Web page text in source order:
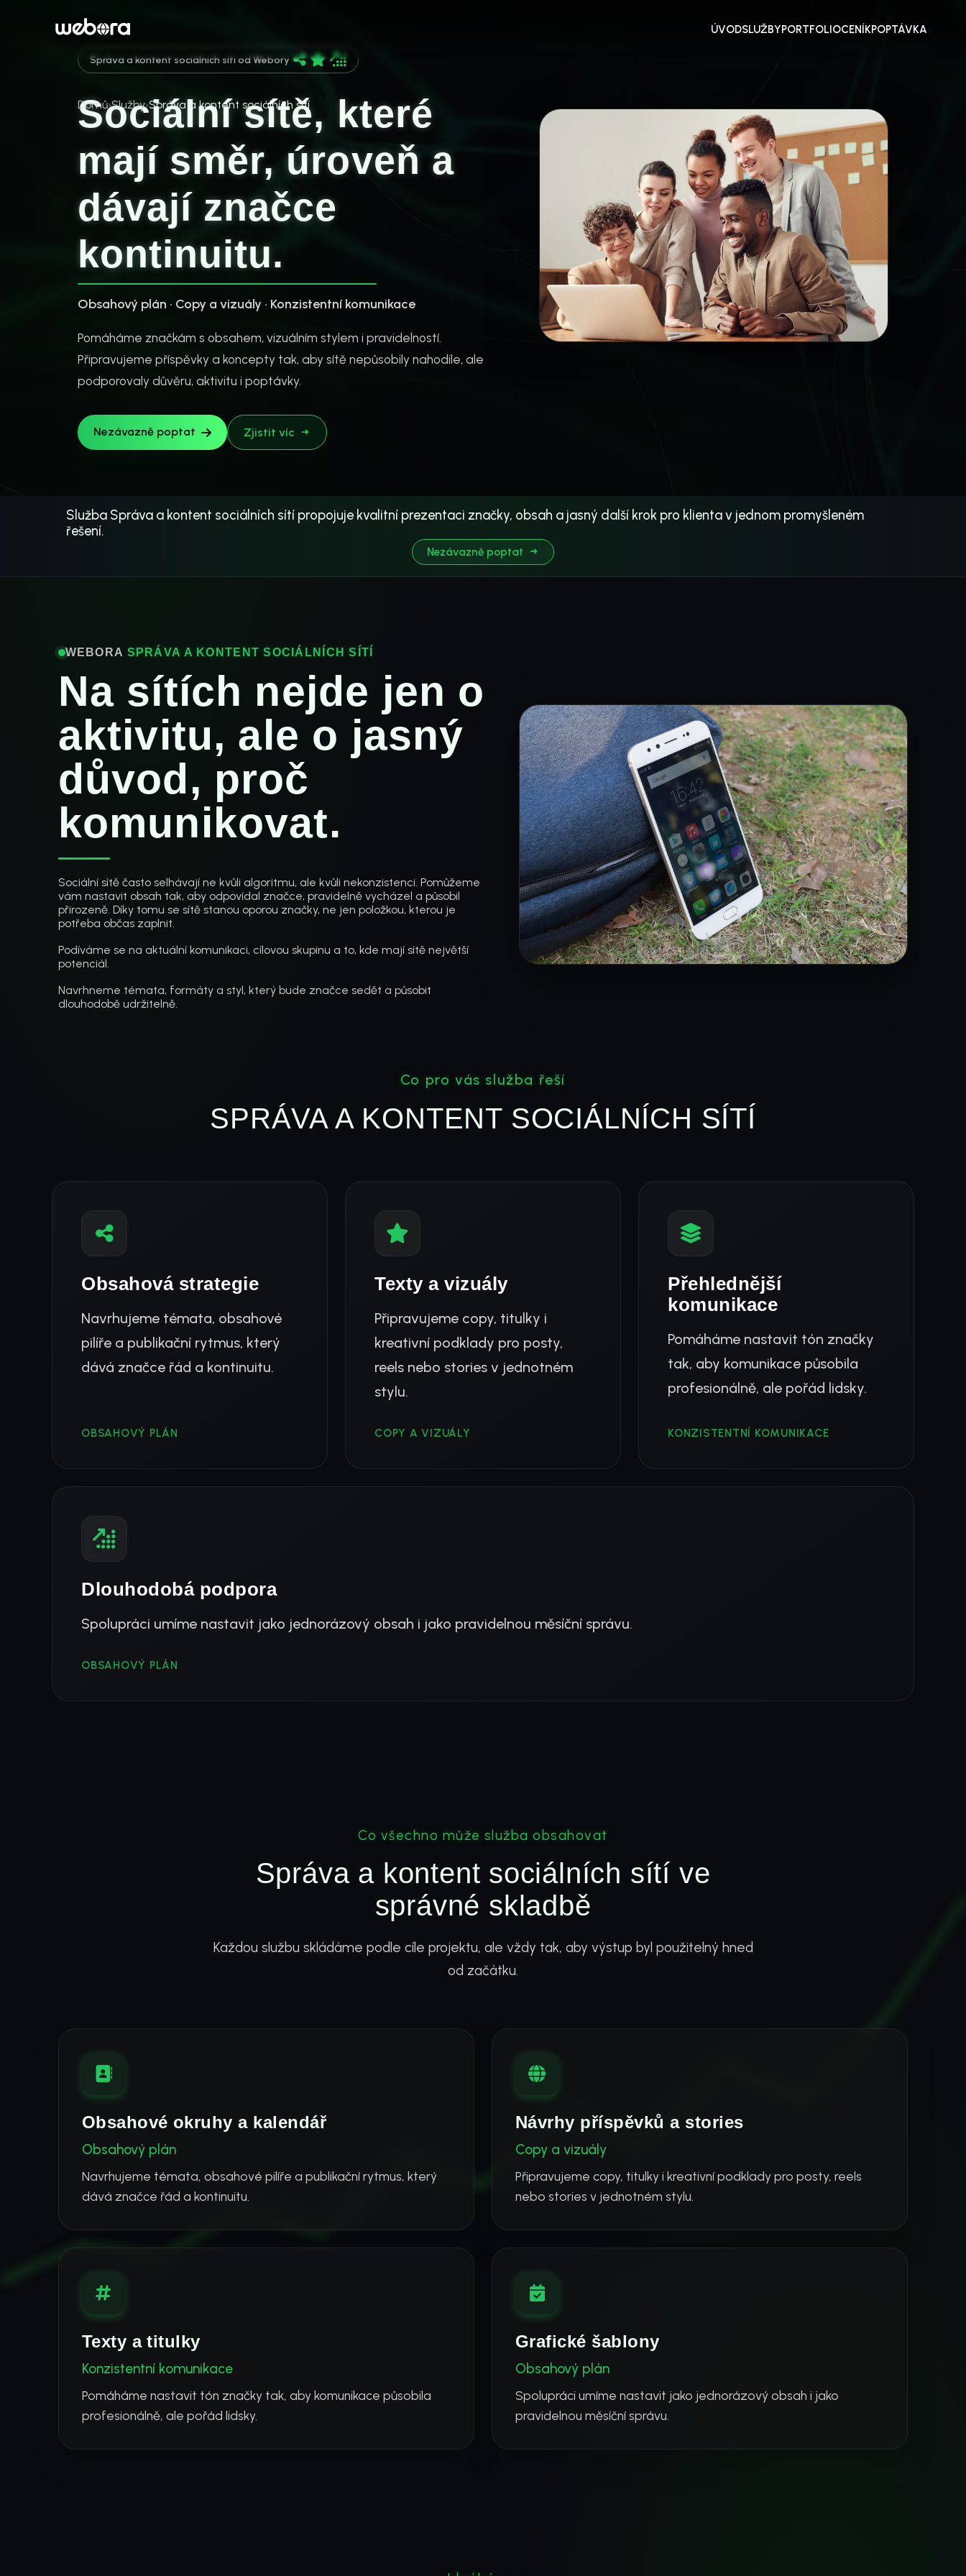
ÚVODSLUŽBYPORTFOLIOCENÍKPOPTÁVKA
Domů Služby Správa a kontent sociálních sítí
Správa a kontent sociálních sítí od Webory
Sociální sítě, které
mají směr, úroveň a
dávají značce
kontinuitu.
Obsahový plán · Copy a vizuály · Konzistentní komunikace
Pomáháme značkám s obsahem, vizuálním stylem i pravidelností.
Připravujeme příspěvky a koncepty tak, aby sítě nepůsobily nahodile, ale
podporovaly důvěru, aktivitu i poptávky.
Nezávazně poptat Zjistit víc
Služba Správa a kontent sociálních sítí propojuje kvalitní prezentaci značky, obsah a jasný další krok pro klienta v jednom promyšleném
řešení.
Nezávazně poptat
WEBORA SPRÁVA A KONTENT SOCIÁLNÍCH SÍTÍ
Na sítích nejde jen o
aktivitu, ale o jasný
důvod, proč
komunikovat.
Sociální sítě často selhávají ne kvůli algoritmu, ale kvůli nekonzistenci. Pomůžeme
vám nastavit obsah tak, aby odpovídal značce, pravidelně vycházel a působil
přirozeně. Díky tomu se sítě stanou oporou značky, ne jen položkou, kterou je
potřeba občas zaplnit.
Podíváme se na aktuální komunikaci, cílovou skupinu a to, kde mají sítě největší
potenciál.
Navrhneme témata, formáty a styl, který bude značce sedět a působit
dlouhodobě udržitelně.
Co pro vás služba řeší
SPRÁVA A KONTENT SOCIÁLNÍCH SÍTÍ
Obsahová strategie
Navrhujeme témata, obsahové
pilíře a publikační rytmus, který
dává značce řád a kontinuitu.
OBSAHOVÝ PLÁN
Texty a vizuály
Připravujeme copy, titulky i
kreativní podklady pro posty,
reels nebo stories v jednotném
stylu.
COPY A VIZUÁLY
Přehlednější
komunikace
Pomáháme nastavit tón značky
tak, aby komunikace působila
profesionálně, ale pořád lidsky.
KONZISTENTNÍ KOMUNIKACE
Dlouhodobá podpora
Spolupráci umíme nastavit jako jednorázový obsah i jako pravidelnou měsíční správu.
OBSAHOVÝ PLÁN
Co všechno může služba obsahovat
Správa a kontent sociálních sítí ve
správné skladbě
Každou službu skládáme podle cíle projektu, ale vždy tak, aby výstup byl použitelný hned
od začátku.
Obsahové okruhy a kalendář
Obsahový plán
Navrhujeme témata, obsahové pilíře a publikační rytmus, který
dává značce řád a kontinuitu.
Návrhy příspěvků a stories
Copy a vizuály
Připravujeme copy, titulky i kreativní podklady pro posty, reels
nebo stories v jednotném stylu.
Texty a titulky
Konzistentní komunikace
Pomáháme nastavit tón značky tak, aby komunikace působila
profesionálně, ale pořád lidsky.
Grafické šablony
Obsahový plán
Spolupráci umíme nastavit jako jednorázový obsah i jako
pravidelnou měsíční správu.